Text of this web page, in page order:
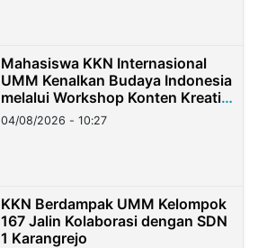
Mahasiswa KKN Internasional
UMM Kenalkan Budaya Indonesia
melalui Workshop Konten Kreatif
di Taiwan
04/08/2026 - 10:27
KKN Berdampak UMM Kelompok
167 Jalin Kolaborasi dengan SDN
1 Karangrejo